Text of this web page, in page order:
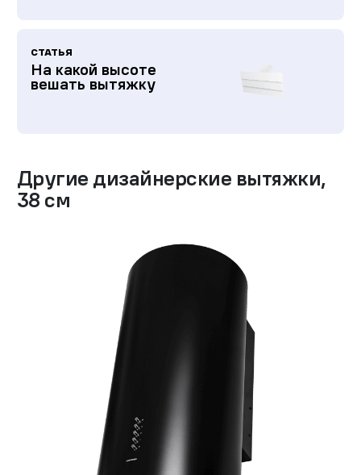
СТАТЬЯ
На какой высоте
вешать вытяжку
Другие дизайнерские вытяжки,
38 см